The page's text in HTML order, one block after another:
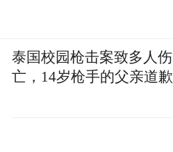
泰国校园枪击案致多人伤
亡，14岁枪手的父亲道歉